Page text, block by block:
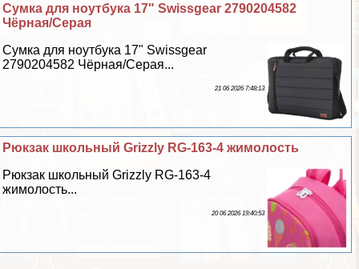
Сумка для ноутбука 17" Swissgear 2790204582
Чёрная/Серая
Сумка для ноутбука 17" Swissgear
2790204582 Чёрная/Серая...
21 06 2026 7:48:13
Рюкзак школьный Grizzly RG-163-4 жимолость
Рюкзак школьный Grizzly RG-163-4
жимолость...
20 06 2026 19:40:53